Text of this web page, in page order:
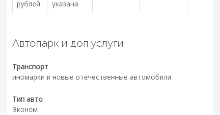
рублей
указана
Автопарк и доп.услуги
Транспорт
иномарки и новые отечественные автомобили
Тип авто
Эконом